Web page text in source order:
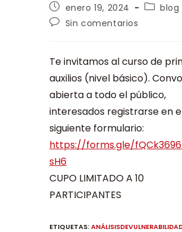
enero 19, 2024
blog
Sin comentarios
Te invitamos al curso de
auxilios (nivel básico).
abierta a todo el público,
interesados registrarse en
siguiente formulario:
https://forms.gle/
sH6
CUPO LIMITADO A 10
PARTICIPANTES
ETIQUETAS: